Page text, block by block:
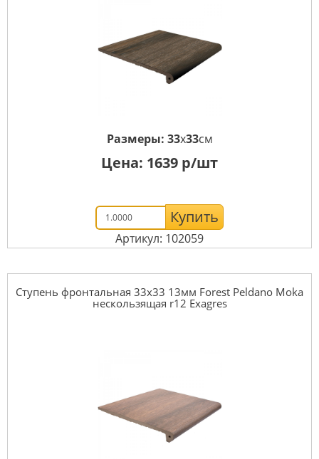
Размеры: 33x33см
Цена: 1639 р/шт
Купить
Артикул: 102059
Ступень фронтальная 33x33 13мм Forest Peldano Moka
нескользящая r12 Exagres